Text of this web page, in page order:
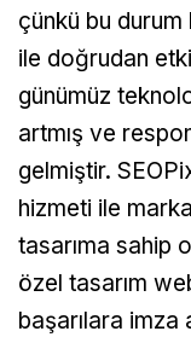
çünkü bu durum
ile doğrudan
günümüz
artmış ve
gelmiştir.
hizmeti ile
tasarıma sahip
özel tasarım
başarılara imza